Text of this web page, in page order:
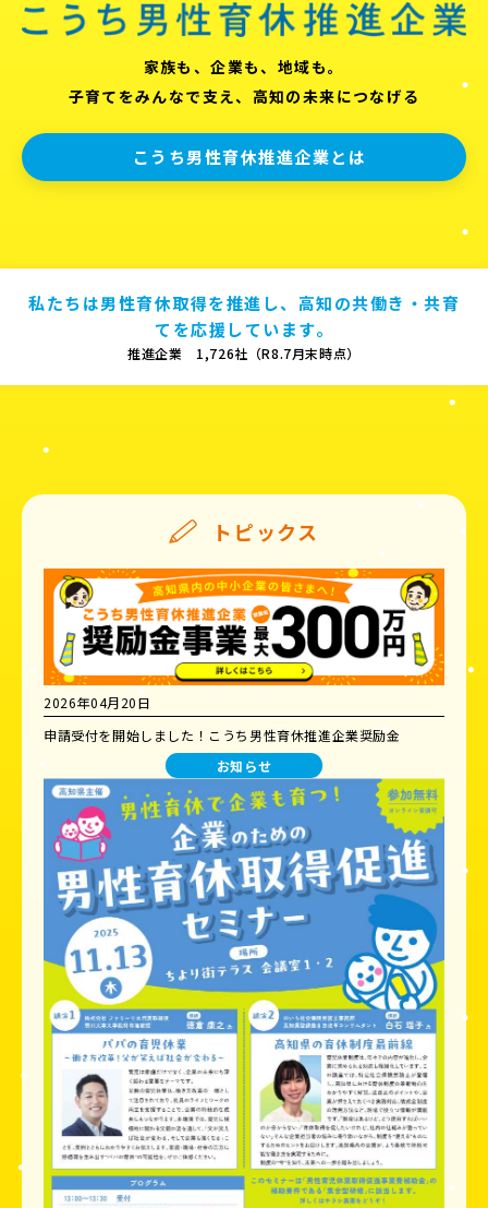
家族も、企業も、地域も。
子育てをみんなで支え、高知の未来につなげる
こうち男性育休推進企業とは
私たちは男性育休取得を推進し、高知の共働き・共育
てを応援しています。
推進企業 1,726社（R8.7月末時点）
トピックス
2026年04月20日
申請受付を開始しました！こうち男性育休推進企業奨励金
お知らせ